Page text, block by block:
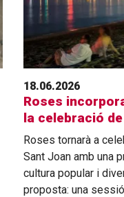
18.06.2026
Roses
la celebració
Roses tornarà a
Sant Joan amb una
cultura popular i
proposta: una